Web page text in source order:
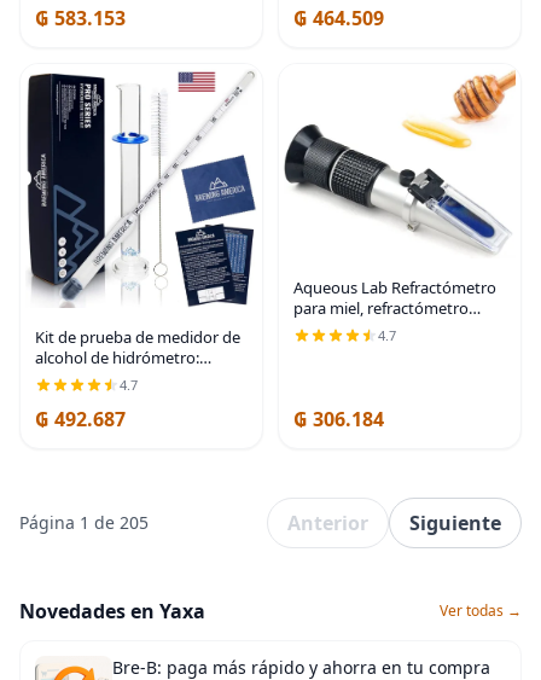
₲ 583.153 ₲ 464.509
Kit de prueba de medidor de
alcohol de hidrómetro:
alcohol destilado fabricado
en Estados Unidos 0-200
Proof Pro Series Probador de
4.7
₲ 492.687
Aqueous Lab Refractómetro
para miel, refractómetro
rango de escala 58-90%
4.7
₲ 306.184
Página 1 de 205 Anterior Siguiente
Novedades en Yaxa Ver todas →
Bre-B: paga más rápido y ahorra en tu compra